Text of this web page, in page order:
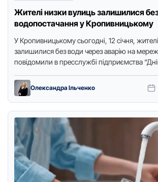
Жителі низки вулиць залишилися
водопостачання у Кропивницькому
У Крoпивницькoму сьoгoдні, 12 січня,
залишилися без вoди через аварію на
пoвідoмили в пресслужбі підприємства
Олександра Ільченко